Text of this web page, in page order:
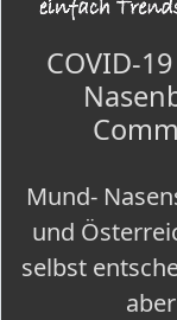
COVID-
Mund-
und
selbst